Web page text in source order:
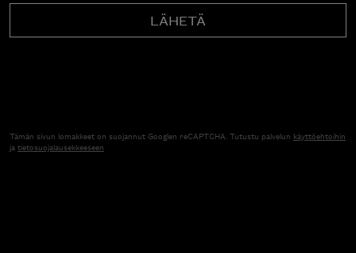
Tämän sivun lomakkeet on suojannut Googlen reCAPTCHA. Tutustu palvelun käyttöehtoihin
jatietosuojalausekkeeseen